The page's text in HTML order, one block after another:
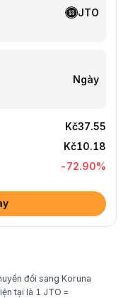
JTO
Ngày
Kč37.55
Kč10.18
-72.90%
đổi sang Koruna
tại là 1 JTO =